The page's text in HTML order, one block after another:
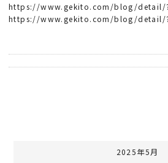
https://www.gekito.com/blog/detail/
https://www.gekito.com/blog/detail/
2025年5月